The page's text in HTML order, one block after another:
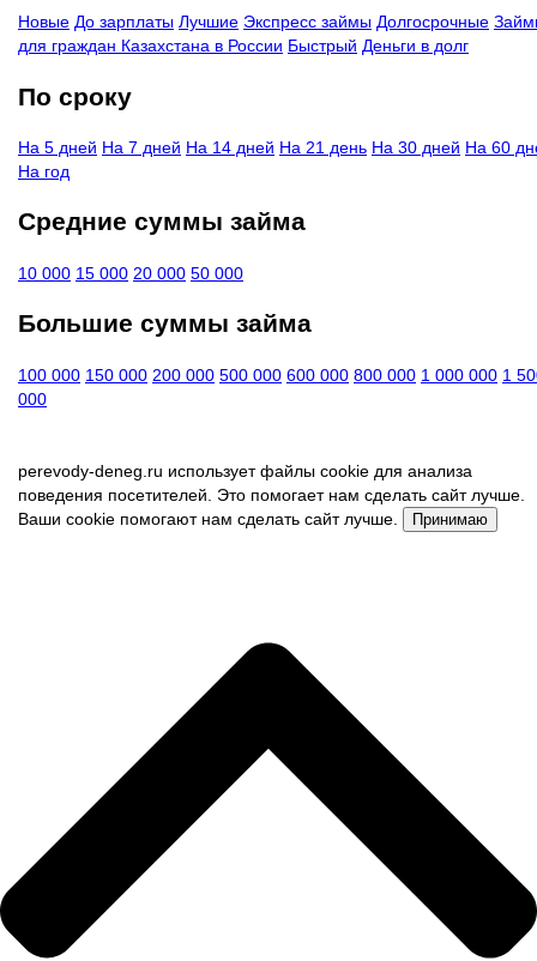
Новые До зарплаты Лучшие Экспресс займы Долгосрочные
для граждан Казахстана в России Быстрый Деньги в долг
По сроку
На 5 дней На 7 дней На 14 дней На 21 день На 30 дней На 60
На год
Средние суммы займа
10 000 15 000 20 000 50 000
Большие суммы займа
100 000 150 000 200 000 500 000 600 000 800 000 1 000 000 1
000
perevody-deneg.ru использует файлы cookie для анализа
поведения посетителей. Это помогает нам сделать сайт лучше.
Ваши cookie помогают нам сделать сайт лучше.
Принимаю